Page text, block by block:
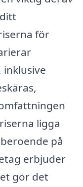
för
ligga
på
erbjuder
gör det